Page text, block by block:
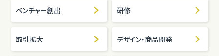
ベンチャー創出 研修
取引拡大 デザイン・商品開発